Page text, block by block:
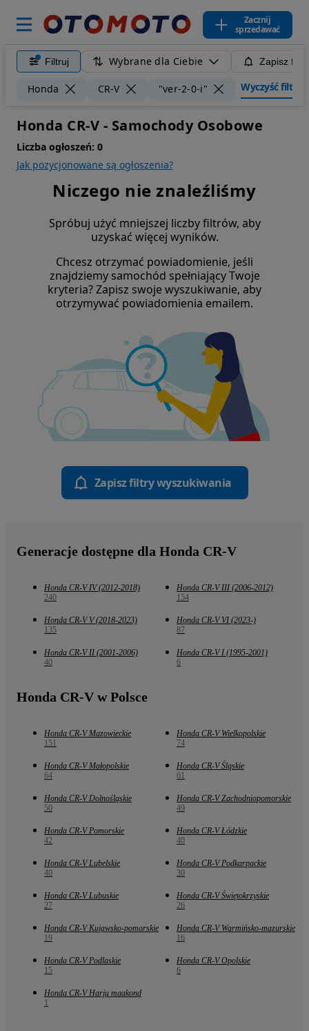
Zacznij
sprzedawać
Filtruj Wybrane dla Ciebie Zapisz
Honda CR-V "ver-2-0-i" Wyczyść filtry
Honda CR-V - Samochody Osobowe
Liczba ogłoszeń: 0
Jak pozycjonowane są ogłoszenia?
Niczego nie znaleźliśmy
Spróbuj użyć mniejszej liczby filtrów, aby
uzyskać więcej wyników.
Chcesz otrzymać powiadomienie, jeśli
znajdziemy samochód spełniający Twoje
kryteria? Zapisz swoje wyszukiwanie, aby
otrzymywać powiadomienia emailem.
Zapisz filtry wyszukiwania
Generacje dostępne dla Honda CR-V
Honda CR-V IV (2012-2018)
240
Honda CR-V III (2006-2012)
154
Honda CR-V V (2018-2023)
135
Honda CR-V VI (2023-)
87
Honda CR-V II (2001-2006)
40
Honda CR-V I (1995-2001)
6
Honda CR-V w Polsce
Honda CR-V Mazowieckie
151
Honda CR-V Wielkopolskie
74
Honda CR-V Małopolskie
64
Honda CR-V Śląskie
61
Honda CR-V Dolnośląskie
50
Honda CR-V Zachodniopomorskie
49
Honda CR-V Pomorskie
42
Honda CR-V Łódzkie
40
Honda CR-V Lubelskie
40
Honda CR-V Podkarpackie
30
Honda CR-V Lubuskie
27
Honda CR-V Świętokrzyskie
26
Honda CR-V Kujawsko-pomorskie
19
Honda CR-V Warmińsko-mazurskie
16
Honda CR-V Podlaskie
15
Honda CR-V Opolskie
6
Honda CR-V Harju maakond
1